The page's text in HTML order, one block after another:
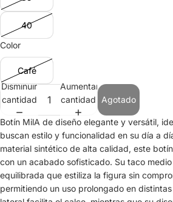
40
Color
Café
Disminuir
cantidad
Aumentar
cantidad
Agotado
Botín MilA de diseño elegante y versátil,
buscan estilo y funcionalidad en su día a
material sintético de alta calidad, este
con un acabado sofisticado. Su taco
equilibrada que estiliza la figura sin
permitiendo un uso prolongado en